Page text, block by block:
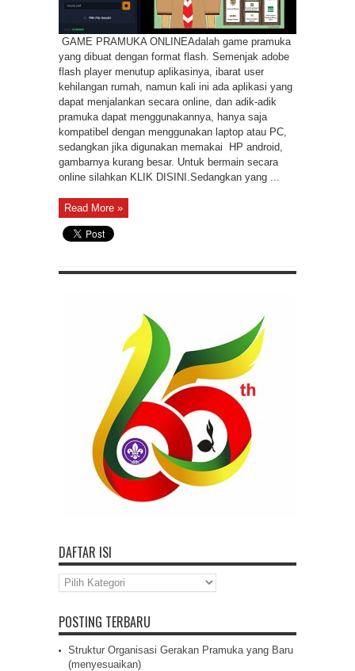
GAME PRAMUKA ONLINEAdalah game pramuka
yang dibuat dengan format flash. Semenjak adobe
flash player menutup aplikasinya, ibarat user
kehilangan rumah, namun kali ini ada aplikasi yang
dapat menjalankan secara online, dan adik-adik
pramuka dapat menggunakannya, hanya saja
kompatibel dengan menggunakan laptop atau PC,
sedangkan jika digunakan memakai HP android,
gambarnya kurang besar. Untuk bermain secara
online silahkan KLIK DISINI.Sedangkan yang ...
Read More »
DAFTAR ISI
Daftar
Isi
POSTING TERBARU
Struktur Organisasi Gerakan Pramuka yang Baru
(menyesuaikan)